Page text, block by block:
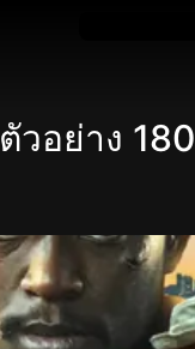
ตัวอย่าง 180